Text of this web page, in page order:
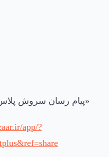
‏«پیام رسان سروش‌ پلاس»
app/?